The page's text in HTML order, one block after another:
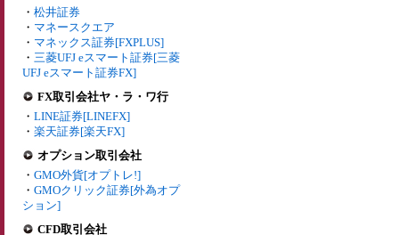
・ 松井証券
・ マネースクエア
・ マネックス証券[FXPLUS]
・ 三菱UFJ eスマート証券[三菱
UFJ eスマート証券FX]
FX取引会社ヤ・ラ・ワ行
・ LINE証券[LINEFX]
・ 楽天証券[楽天FX]
オプション取引会社
・ GMO外貨[オプトレ!]
・ GMOクリック証券[外為オプ
ション]
CFD取引会社